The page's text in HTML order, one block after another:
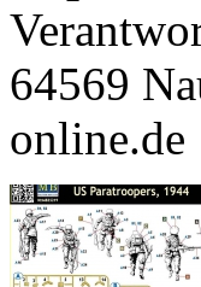
64569
online.de